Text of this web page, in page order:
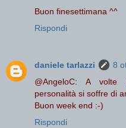
Buon finesettimana ^^
Rispondi
daniele tarlazzi
8
@AngeloC: A volte
personalità si soffre di
Buon week end :-)
Rispondi